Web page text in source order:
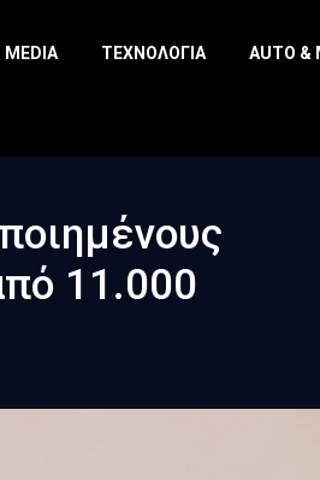
MEDIA ΤΕΧΝΟΛΟΓΊΑ AUTO &
11.000